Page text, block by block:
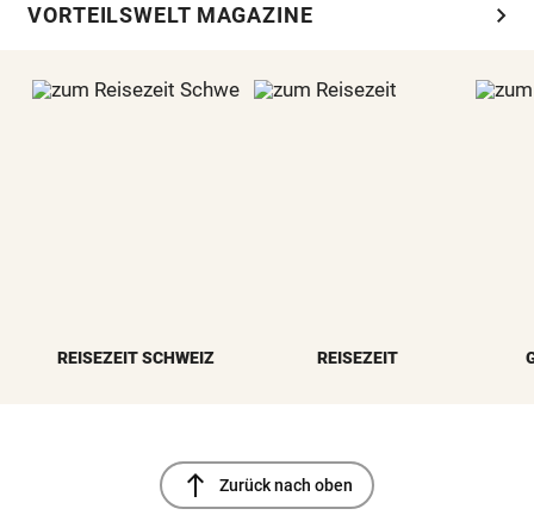
VORTEILSWELT MAGAZINE chevron_right
REISEZEIT SCHWEIZ REISEZEIT
north Zurück nach oben